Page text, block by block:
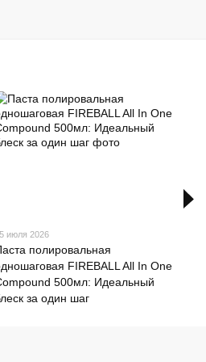
июля 2026
полировальная
FIREBALL All In One
500мл: Идеальный
за один шаг